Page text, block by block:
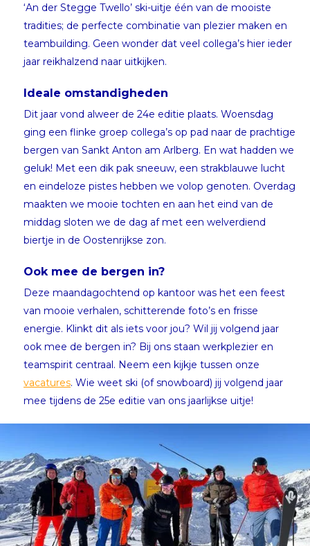
‘An der Stegge Twello’ ski-uitje één van de mooiste
tradities; de perfecte combinatie van plezier maken en
teambuilding. Geen wonder dat veel collega’s hier ieder
jaar reikhalzend naar uitkijken.
Ideale omstandigheden
Dit jaar vond alweer de 24e editie plaats. Woensdag
ging een flinke groep collega’s op pad naar de prachtige
bergen van Sankt Anton am Arlberg. En wat hadden we
geluk! Met een dik pak sneeuw, een strakblauwe lucht
en eindeloze pistes hebben we volop genoten. Overdag
maakten we mooie tochten en aan het eind van de
middag sloten we de dag af met een welverdiend
biertje in de Oostenrijkse zon.
Ook mee de bergen in?
Deze maandagochtend op kantoor was het een feest
van mooie verhalen, schitterende foto’s en frisse
energie. Klinkt dit als iets voor jou? Wil jij volgend jaar
ook mee de bergen in? Bij ons staan werkplezier en
teamspirit centraal. Neem een kijkje tussen onze
vacatures. Wie weet ski (of snowboard) jij volgend jaar
mee tijdens de 25e editie van ons jaarlijkse uitje!